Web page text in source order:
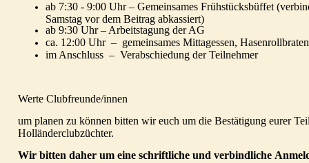
ab 7:30 - 9:00 Uhr – Gemeinsames Frühstücksbüffet
Samstag vor dem Beitrag abkassiert)
ab 9:30 Uhr– Arbeitstagung der AG
ca. 12:00 Uhr – gemeinsames Mittagessen,
im Anschluss – Verabschiedung der Teilnehmer
Werte Clubfreunde/innen
um planen zu können bitten wir euch um die Bestätigung eurer
Holländerclubzüchter.
Wir bitten daher um eine schriftliche und verbindliche